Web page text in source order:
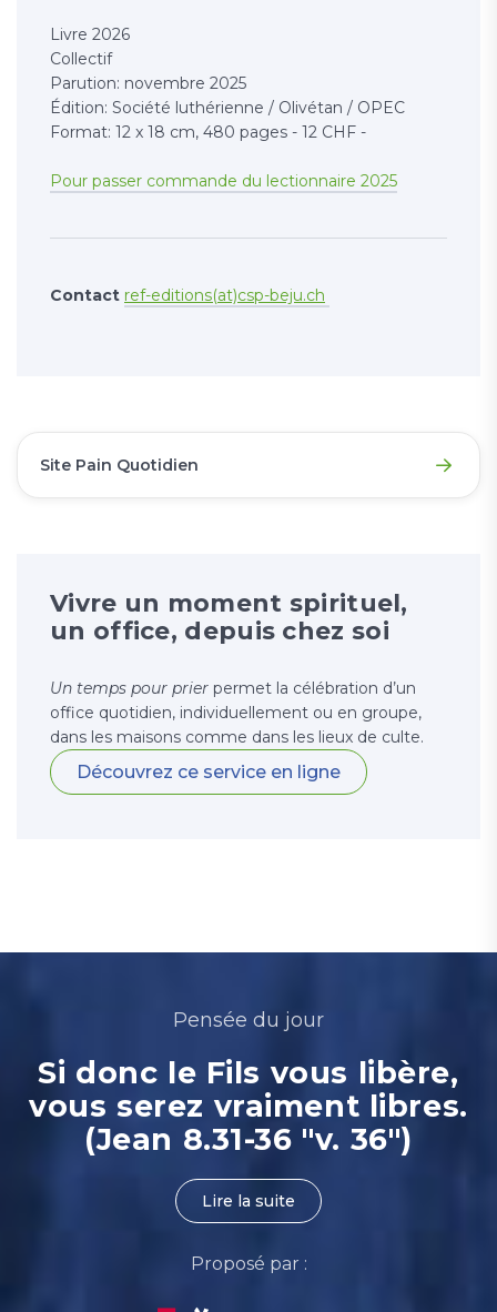
Livre 2026
Collectif
Parution: novembre 2025
Édition: Société luthérienne / Olivétan / OPEC
Format: 12 x 18 cm, 480 pages - 12 CHF -
Pour passer commande du lectionnaire 2025
Contact ref-editions(at)csp-beju.ch
Site Pain Quotidien
Vivre un moment spirituel,
un office, depuis chez soi
Un temps pour prier permet la célébration d’un
office quotidien, individuellement ou en groupe,
dans les maisons comme dans les lieux de culte.
Découvrez ce service en ligne
Pensée du jour
Si donc le Fils vous libère,
vous serez vraiment libres.
(Jean 8.31-36 "v. 36")
Lire la suite
Proposé par :